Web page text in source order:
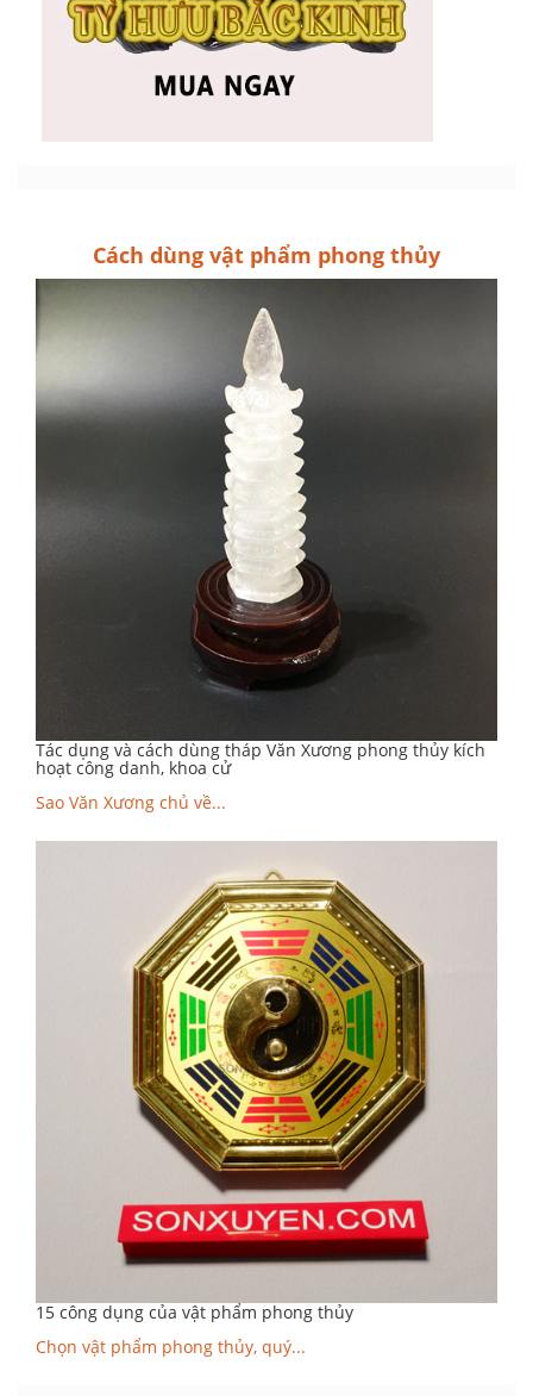
Cách dùng vật phẩm phong thủy
Tác dụng và cách dùng tháp Văn Xương phong thủy kích
hoạt công danh, khoa cử
Sao Văn Xương chủ về...
15 công dụng của vật phẩm phong thủy
Chọn vật phẩm phong thủy, quý...